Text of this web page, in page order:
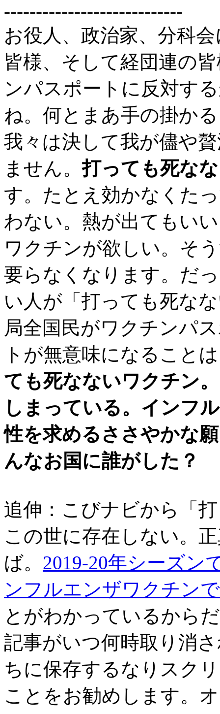
----------------------------
お役人、政治家、分科
皆様、そして経団連の
ンパスポートに反対す
ね。何とまあ手の掛か
我々は決して我が儘や
ません。打っても死な
す。たとえ効かなくた
わない。熱が出てもい
ワクチンが欲しい。そ
要らなくなります。だ
い人が「打っても死な
局全国民がワクチンパ
トが無意味になること
ても死なないワクチン
しまっている。インフ
性を求めるささやかな
んなお国に誰がした？
追伸：こびナビから「
この世に存在しない。
ば。 2019-20年シーズン
ンフルエンザワクチン
とがわかっているから
記事がいつ何時取り消
ちに保存するなりスク
ことをお勧めします。